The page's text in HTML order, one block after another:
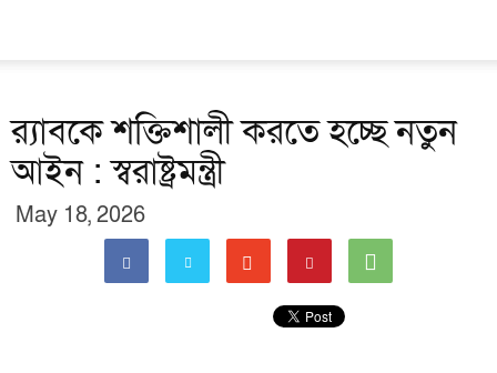
র‍্যাবকে শক্তিশালী করতে হচ্ছে নতুন
আইন : স্বরাষ্ট্রমন্ত্রী
May 18, 2026